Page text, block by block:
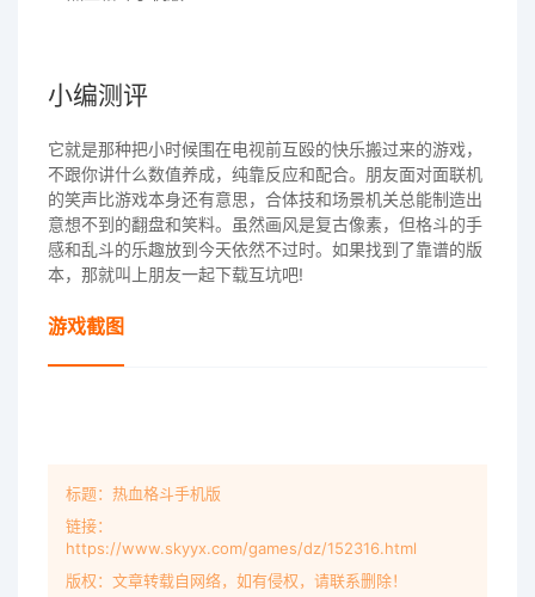
小编测评
它就是那种把小时候围在电视前互殴的快乐搬过来的游戏，
不跟你讲什么数值养成，纯靠反应和配合。朋友面对面联机
的笑声比游戏本身还有意思，合体技和场景机关总能制造出
意想不到的翻盘和笑料。虽然画风是复古像素，但格斗的手
感和乱斗的乐趣放到今天依然不过时。如果找到了靠谱的版
本，那就叫上朋友一起下载互坑吧!
游戏截图
标题：热血格斗手机版
链接：
https://www.skyyx.com/games/dz/152316.html
版权：文章转载自网络，如有侵权，请联系删除！